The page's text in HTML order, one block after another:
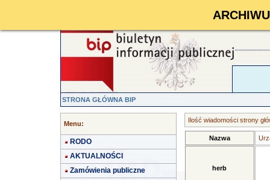
STRONA GŁÓWNA BIP
Menu:
RODO
AKTUALNOŚCI
Zamówienia publiczne
Ilość wiadomości strony
Nazwa
herb